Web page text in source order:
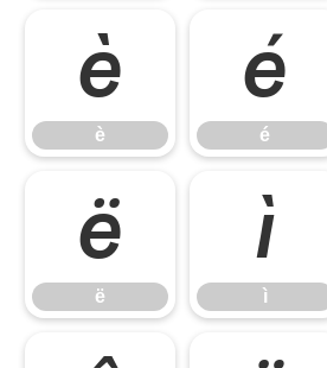
è
è
é
é
ë
ë
ì
ì